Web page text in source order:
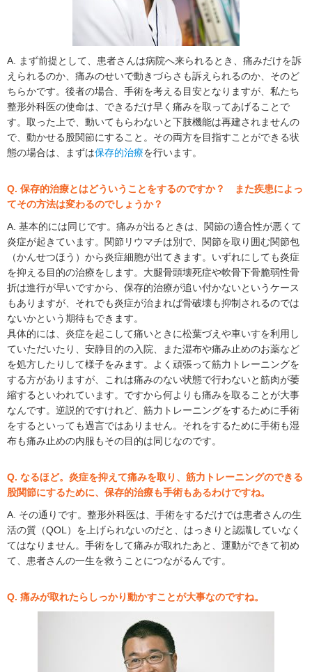
A. まず前提として、患者さんは病院へ来られるとき、痛みだけを訴
えられるのか、痛みのせいで動きづらさも訴えられるのか、そのど
ちらかです。後者の場合、手術を考える目安となりますが、私たち
整形外科医の使命は、できるだけ早く痛みを取ってあげることで
す。取った上で、動いてもらわないと下肢機能は再建されませんの
で、動かせる股関節にすること。その両方を目指すことができる状
態の場合は、まずは保存的治療を行います。
Q. 保存的治療とはどういうことをするのですか？ また疾患によっ
てその方法は変わるのでしょうか？
A. 基本的には同じです。痛みが出るときは、関節の適合性が悪くて
炎症が起きています。関節リウマチは別で、関節を取り囲む関節包
（かんせつほう）から炎症細胞が出てきます。いずれにしても炎症
を抑える目的の治療をします。大腿骨頭壊死症や軟骨下骨脆弱性骨
折は進行が早いですから、保存的治療が追い付かないというケース
もありますが、それでも炎症が治まれば骨破壊も抑制されるのでは
ないかという期待もできます。
具体的には、炎症を起こして痛いときに松葉づえや車いすを利用し
ていただいたり、安静目的の入院、また湿布や痛み止めのお薬など
を処方したりして様子をみます。よく頑張って筋力トレーニングを
する方がありますが、これは痛みのない状態で行わないと筋肉が萎
縮するといわれています。ですから何よりも痛みを取ることが大事
なんです。逆説的ですけれど、筋力トレーニングをするために手術
をするといっても過言ではありません。それをするために手術も湿
布も痛み止めの内服もその目的は同じなのです。
Q. なるほど。炎症を抑えて痛みを取り、筋力トレーニングのできる
股関節にするために、保存的治療も手術もあるわけですね。
A. その通りです。整形外科医は、手術をするだけでは患者さんの生
活の質（QOL）を上げられないのだと、はっきりと認識していなく
てはなりません。手術をして痛みが取れたあと、運動ができて初め
て、患者さんの一生を救うことにつながるんです。
Q. 痛みが取れたらしっかり動かすことが大事なのですね。